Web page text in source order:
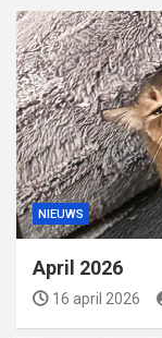
NIEUWS
April 2026
16 april 2026